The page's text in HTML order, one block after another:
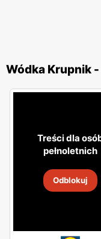
Wódka Krupnik
Treści dla
pełnoletnich
Odblokuj